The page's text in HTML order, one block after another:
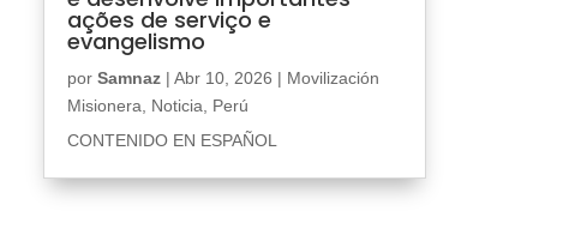
ações de serviço e
evangelismo
por Samnaz| Abr 10, 2026 | Movilización
Misionera
Noticia
Perú
CONTENIDO EN ESPAÑOL